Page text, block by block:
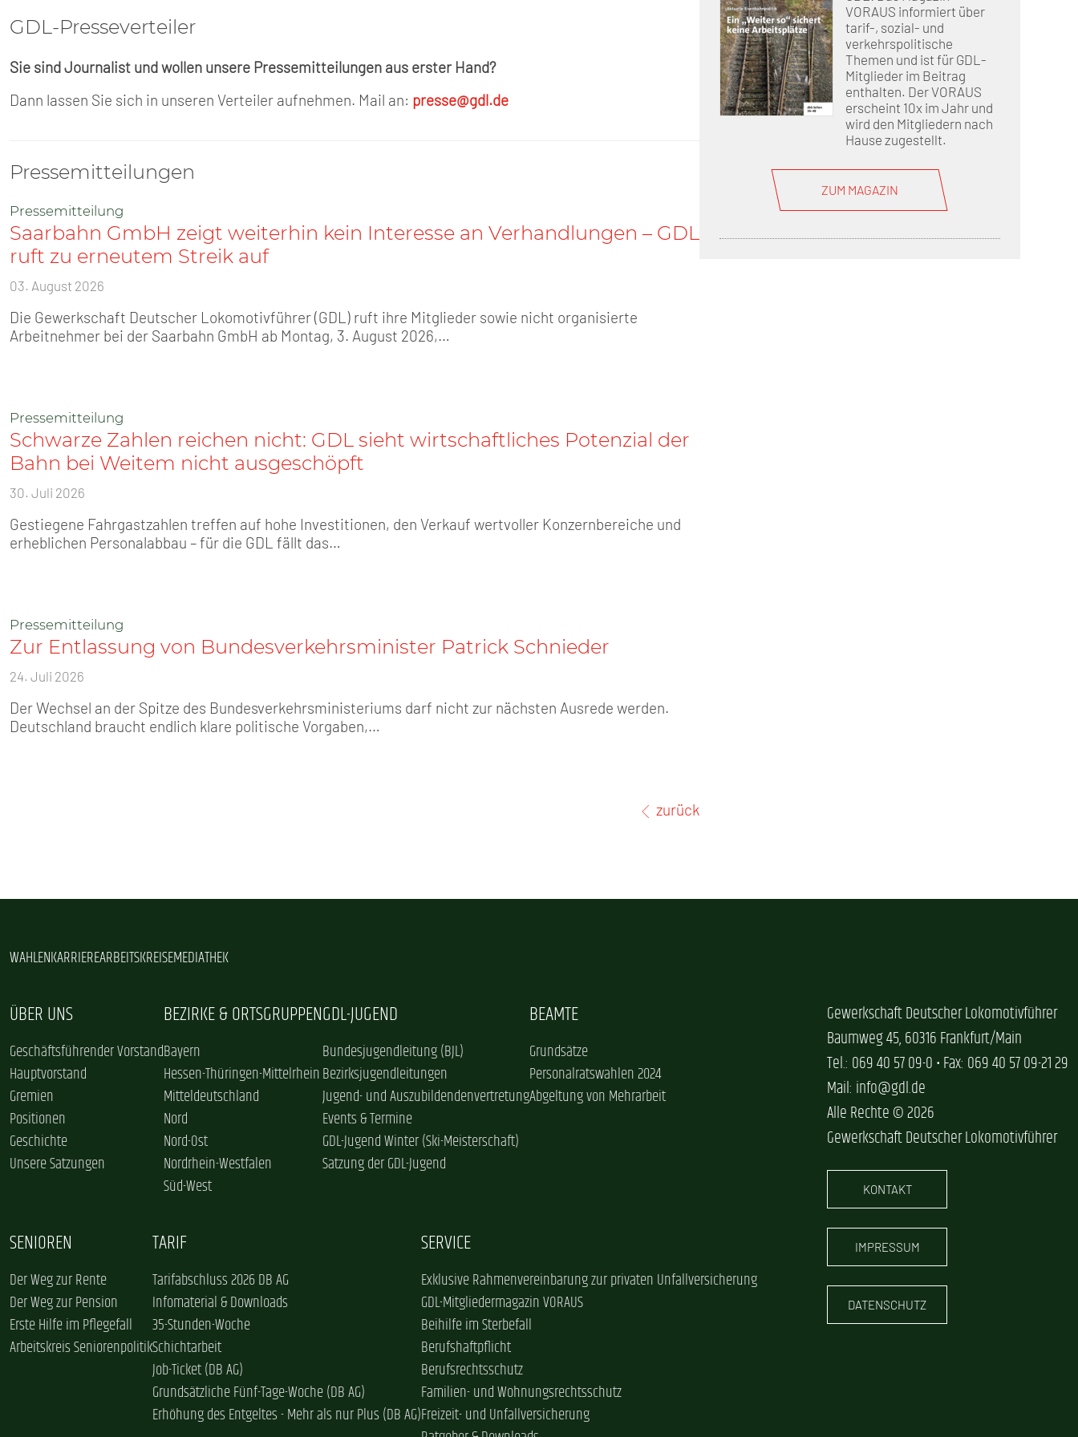
GDL-Presse­verteiler
Sie sind Journalist und wollen unsere Pressemitteilungen aus erster Hand?
Dann lassen Sie sich in unseren Verteiler aufnehmen. Mail an: presse@gdl.de
Pressemitteilungen
Pressemitteilung
Saarbahn GmbH zeigt weiterhin kein Interesse an Verhandlungen – GDL
ruft zu erneutem Streik auf
03. August 2026
Die Gewerkschaft Deutscher Lokomotivführer (GDL) ruft ihre Mitglieder sowie nicht organisierte
Arbeitnehmer bei der Saarbahn GmbH ab Montag, 3. August 2026,…
Pressemitteilung
Schwarze Zahlen reichen nicht: GDL sieht wirtschaftliches Potenzial der
Bahn bei Weitem nicht ausgeschöpft
30. Juli 2026
Gestiegene Fahrgastzahlen treffen auf hohe Investitionen, den Verkauf wertvoller Konzernbereiche und
erheblichen Personalabbau – für die GDL fällt das…
Pressemitteilung
Zur Entlassung von Bundesverkehrsminister Patrick Schnieder
24. Juli 2026
Der Wechsel an der Spitze des Bundesverkehrsministeriums darf nicht zur nächsten Ausrede werden.
Deutschland braucht endlich klare politische Vorgaben,…
zurück
VORAUS informiert über
tarif-, sozial- und
verkehrspolitische
Themen und ist für GDL-
Mitglieder im Beitrag
enthalten. Der VORAUS
erscheint 10x im Jahr und
wird den Mitgliedern nach
Hause zugestellt.
ZUM MAGAZIN
WAHLENKARRIEREARBEITSKREISEMEDIATHEK
ÜBER UNS
Geschäftsführender Vorstand
Hauptvorstand
Gremien
Positionen
Geschichte
Unsere Satzungen
BEZIRKE & ORTSGRUPPEN
Bayern
Hessen-Thüringen-Mittelrhein
Mitteldeutschland
Nord
Nord-Ost
Nordrhein-Westfalen
Süd-West
GDL-JUGEND
Bundesjugendleitung (BJL)
Bezirksjugendleitungen
Jugend- und Auszubildendenvertretung
Events & Termine
GDL-Jugend Winter (Ski-Meisterschaft)
Satzung der GDL-Jugend
BEAMTE
Grundsätze
Personalratswahlen 2024
Abgeltung von Mehrarbeit
SENIOREN
Der Weg zur Rente
Der Weg zur Pension
Erste Hilfe im Pflegefall
Arbeitskreis Seniorenpolitik
TARIF
Tarifabschluss 2026 DB AG
Infomaterial & Downloads
35-Stunden-Woche
Schichtarbeit
Job-Ticket (DB AG)
Grundsätzliche Fünf-Tage-Woche (DB AG)
Erhöhung des Entgeltes - Mehr als nur Plus (DB AG)
SERVICE
Exklusive Rahmenvereinbarung zur privaten Unfallversicherung
GDL-Mitgliedermagazin VORAUS
Beihilfe im Sterbefall
Berufshaftpflicht
Berufsrechtsschutz
Familien- und Wohnungsrechtsschutz
Freizeit- und Unfallversicherung
Gewerkschaft Deutscher Lokomotivführer
Baumweg 45, 60316 Frankfurt/Main
Tel.: 069 40 57 09-0 • Fax: 069 40 57 09-21 29
Mail: info@gdl.de
Alle Rechte © 2026
Gewerkschaft Deutscher Lokomotivführer
KONTAKT
IMPRESSUM
DATENSCHUTZ